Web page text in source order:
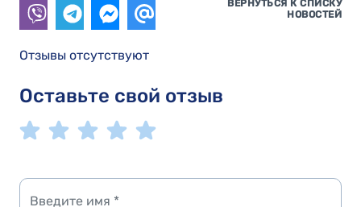
ВЕРНУТЬСЯ К СПИСКУ
НОВОСТЕЙ
Отзывы отсутствуют
Оставьте свой отзыв